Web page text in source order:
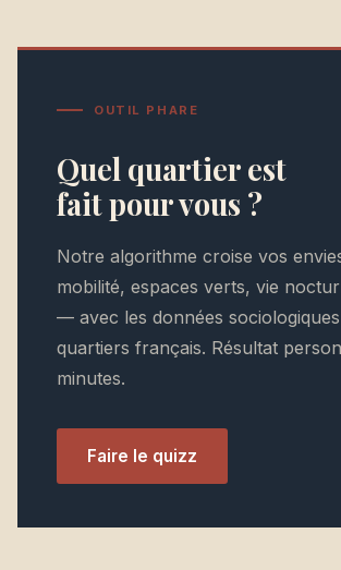
OUTIL PHARE
Quel quartier est
fait pour vous ?
Notre algorithme croise vos
mobilité, espaces verts, vie
— avec les données
quartiers français. Résultat
minutes.
Faire le quizz